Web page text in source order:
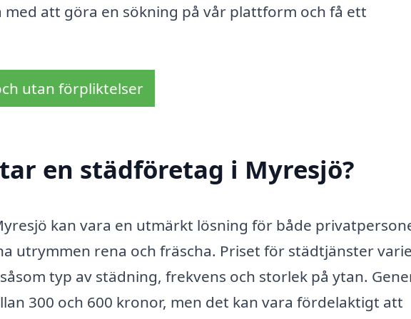
att göra en sökning på vår plattform och få ett
utan förpliktelser
en städföretag i Myresjö?
kan vara en utmärkt lösning för både
utrymmen rena och fräscha. Priset för städtjänster
typ av städning, frekvens och storlek på ytan.
300 och 600 kronor, men det kan vara fördelaktigt att